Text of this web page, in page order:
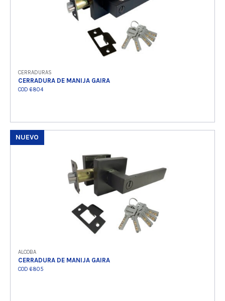
CERRADURAS
CERRADURA DE MANIJA GAIRA
COD 6804
NUEVO
ALCOBA
CERRADURA DE MANIJA GAIRA
COD 6805